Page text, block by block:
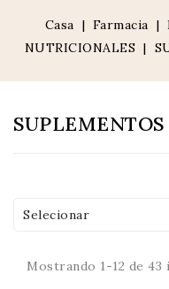
Casa Farmacia
NUTRICIONALES
Selecionar
Mostrando 1-12 de 43